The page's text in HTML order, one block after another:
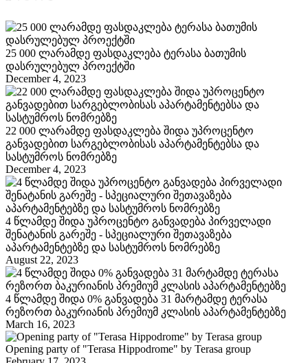
25 000 ლარამდე ფასდაკლება ტერასა ბათუმის
დასრულებულ პროექტში
December 4, 2023
22 000 ლარამდე ფასდაკლება შიდა უპროცენტო
განვადებით სარგებლობისას აპარტამენტებსა და
სასტუმროს ნომრებზე
December 4, 2023
4 წლამდე შიდა უპროცენტო განვადება პირველადი
შენატანის გარეშე - სპეციალური შეთავაზება
აპარტამენტებზე და სასტუმროს ნომრებზე
August 22, 2023
4 წლამდე შიდა 0% განვადება 31 მარტამდე ტერასა
რეზორთ ბაკურიანის პრემიუმ კლასის აპარტამენტებზე
March 16, 2023
Opening party of "Terasa Hippodrome" by Terasa group